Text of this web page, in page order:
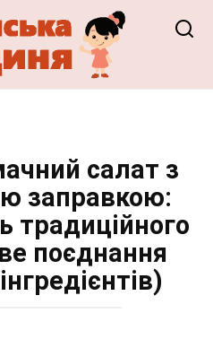
салат з
заправкою:
традиційного
поєднання